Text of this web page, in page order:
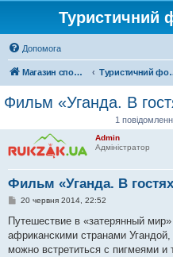
Туристичний
Допомога
Магазин спорядження
Фильм «Уганда. В
1
Admin
Адміністратор
Фильм «Уганда. В
П
в
і
д
о
20 червня 2014, 22:52
Путешествие в «затерянный
африканскими странами
можно встретиться с пигмеями